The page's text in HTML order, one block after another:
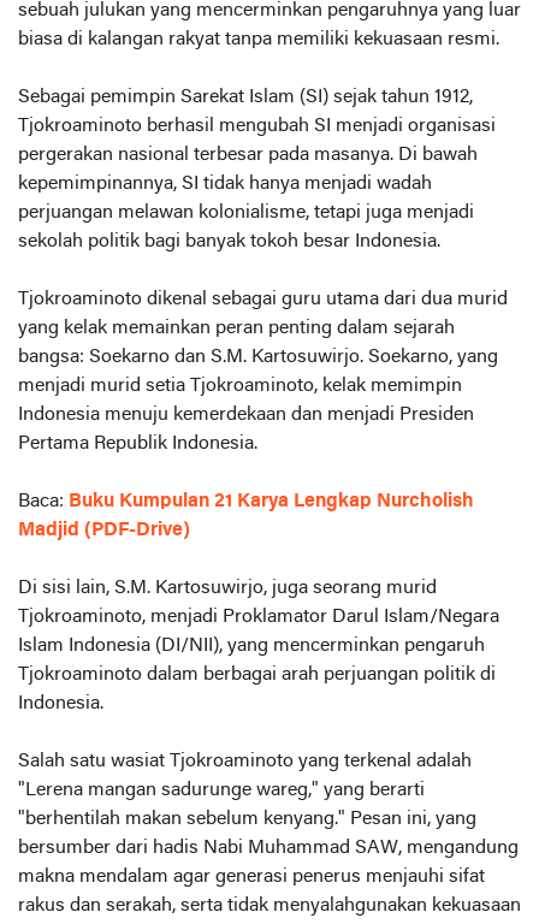
sebuah julukan yang mencerminkan pengaruhnya yang luar
biasa di kalangan rakyat tanpa memiliki kekuasaan resmi.
Sebagai pemimpin Sarekat Islam (SI) sejak tahun 1912,
Tjokroaminoto berhasil mengubah SI menjadi organisasi
pergerakan nasional terbesar pada masanya. Di bawah
kepemimpinannya, SI tidak hanya menjadi wadah
perjuangan melawan kolonialisme, tetapi juga menjadi
sekolah politik bagi banyak tokoh besar Indonesia.
Tjokroaminoto dikenal sebagai guru utama dari dua murid
yang kelak memainkan peran penting dalam sejarah
bangsa: Soekarno dan S.M. Kartosuwirjo. Soekarno, yang
menjadi murid setia Tjokroaminoto, kelak memimpin
Indonesia menuju kemerdekaan dan menjadi Presiden
Pertama Republik Indonesia.
Baca: Buku Kumpulan 21 Karya Lengkap Nurcholish
Madjid (PDF-Drive)
Di sisi lain, S.M. Kartosuwirjo, juga seorang murid
Tjokroaminoto, menjadi Proklamator Darul Islam/Negara
Islam Indonesia (DI/NII), yang mencerminkan pengaruh
Tjokroaminoto dalam berbagai arah perjuangan politik di
Indonesia.
Salah satu wasiat Tjokroaminoto yang terkenal adalah
"Lerena mangan sadurunge wareg," yang berarti
"berhentilah makan sebelum kenyang." Pesan ini, yang
bersumber dari hadis Nabi Muhammad SAW, mengandung
makna mendalam agar generasi penerus menjauhi sifat
rakus dan serakah, serta tidak menyalahgunakan kekuasaan